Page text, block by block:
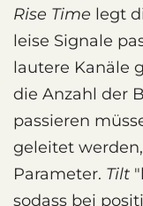
Rise Time legt
leise Signale
lautere Kanäle
die Anzahl der
passieren
geleitet
Parameter. Tilt
sodass bei